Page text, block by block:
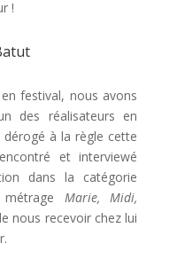
!
festival, nous avons
des réalisateurs en
dérogé à la règle cette
et interviewé
dans la catégorie
Marie, Midi,
nous recevoir chez lui